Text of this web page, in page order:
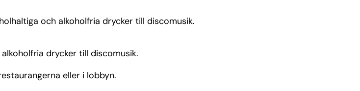
och alkoholfria drycker till discomusik.
drycker till discomusik.
eller i lobbyn.